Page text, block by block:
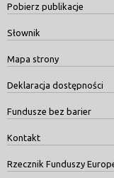
Pobierz publikacje
Słownik
Mapa strony
Deklaracja dostępności
Fundusze bez barier
Kontakt
Rzecznik Funduszy